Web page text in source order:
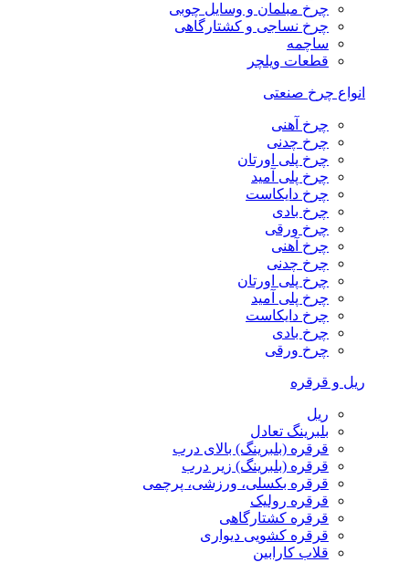
چرخ مبلمان و وسایل چوبی
چرخ نساجی و کشتارگاهی
ساچمه
قطعات ویلچر
انواع چرخ صنعتی
چرخ آهنی
چرخ چدنی
چرخ پلی اورتان
چرخ پلی آمید
چرخ دایکاست
چرخ بادی
چرخ ورقی
چرخ آهنی
چرخ چدنی
چرخ پلی اورتان
چرخ پلی آمید
چرخ دایکاست
چرخ بادی
چرخ ورقی
ریل و قرقره
ریل
بلبرینگ تعادل
قرقره (بلبرینگ) بالای درب
قرقره (بلبرینگ) زیر درب
قرقره بکسلی، ورزشی، پرچمی
قرقره رولیک
قرقره کشتارگاهی
قرقره کشویی دیواری
قلاب کارابین